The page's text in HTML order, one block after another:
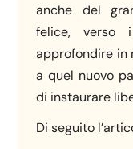
anche del
felice, verso
approfondire in
a quel nuovo
di instaurare
Di seguito